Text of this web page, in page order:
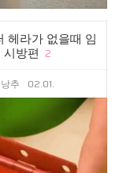
헤라가 없을때 임
시방편 2
낭추 02.01.